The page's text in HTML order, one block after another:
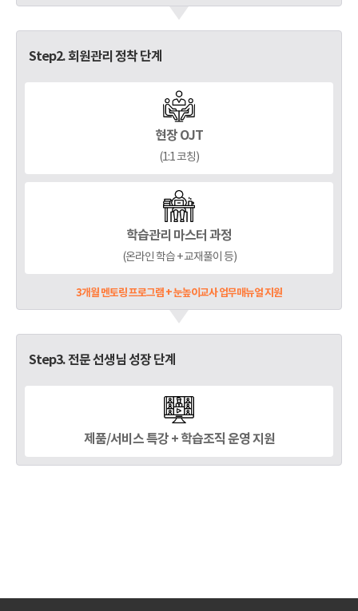
Step2. 회원관리 정착 단계
현장 OJT
(1:1 코칭)
학습관리 마스터 과정
(온라인 학습 + 교재풀이 등)
3개월 멘토링 프로그램 + 눈높이교사 업무매뉴얼 지원
Step3. 전문 선생님 성장 단계
제품/서비스 특강 + 학습조직 운영 지원